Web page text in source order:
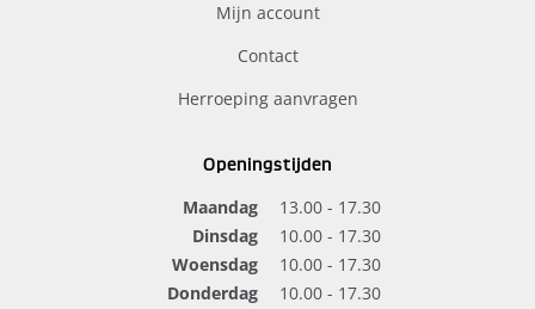
Mijn account
Contact
Herroeping aanvragen
Openingstijden
Maandag
13.00 - 17.30
Dinsdag
10.00 - 17.30
Woensdag
10.00 - 17.30
Donderdag
10.00 - 17.30